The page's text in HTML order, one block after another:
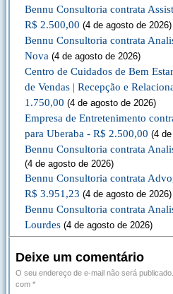
Bennu Consultoria contrata
R$ 2.500,00 (4 de agosto de 2026)
Bennu Consultoria contrata
Nova (4 de agosto de 2026)
Centro de Cuidados de Bem
de Vendas | Recepção e
1.750,00 (4 de agosto de 2026)
Empresa de Entretenimento
para Uberaba - R$ 2.500,00 (4
Bennu Consultoria contrata
(4 de agosto de 2026)
Bennu Consultoria contrata
R$ 3.951,23 (4 de agosto de 2026)
Bennu Consultoria contrata
Lourdes (4 de agosto de 2026)
Deixe um comentário
O seu endereço de e-mail não será publicado.
com *